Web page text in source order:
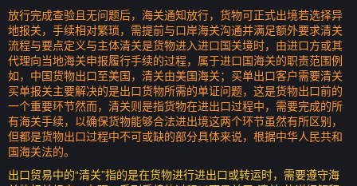
放行完成查验且无问题后，海关通知放行，货物可正式出境若选择异
地报关，手续相对繁琐，需提前与口岸海关沟通并满足额外要求清关
流程与要点定义与主体清关是货物进入进口国关境时，由进口方或其
代理向当地海关申报履行手续的过程，属于进口国海关的职责范围例
如，中国货物出口至美国，清关由美国海关；买单出口客户需要清关
买单报关主要解决的是出口货物所需的单证问题，这是货物出口前的
一个重要环节然而，清关则是指货物在进出口过程中，需要完成的所
有海关手续，以确保货物能够合法进出境这两个环节虽然有所区别，
但都是货物出口过程中不可或缺的部分具体来说，根据中华人民共和
国海关法的。
出口贸易中的“清关”指的是在货物进行进出口或转运时，需要遵守海